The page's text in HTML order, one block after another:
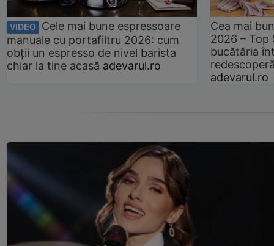
VIDEO
Cele mai bune espressoare
manuale cu portafiltru 2026: cum
obții un espresso de nivel barista
chiar la tine acasă adevarul.ro
Cea mai
2026 –
bucătăria
adevarul.ro